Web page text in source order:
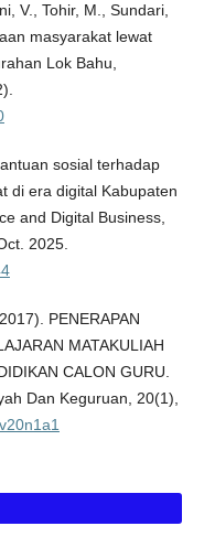
V., Tohir, M., Sundari,
masyarakat lewat
Lok Bahu,
sosial terhadap
di era digital Kabupaten
and Digital Business,
2025.
PENERAPAN
MATAKULIAH
CALON GURU.
Dan Keguruan, 20(1),